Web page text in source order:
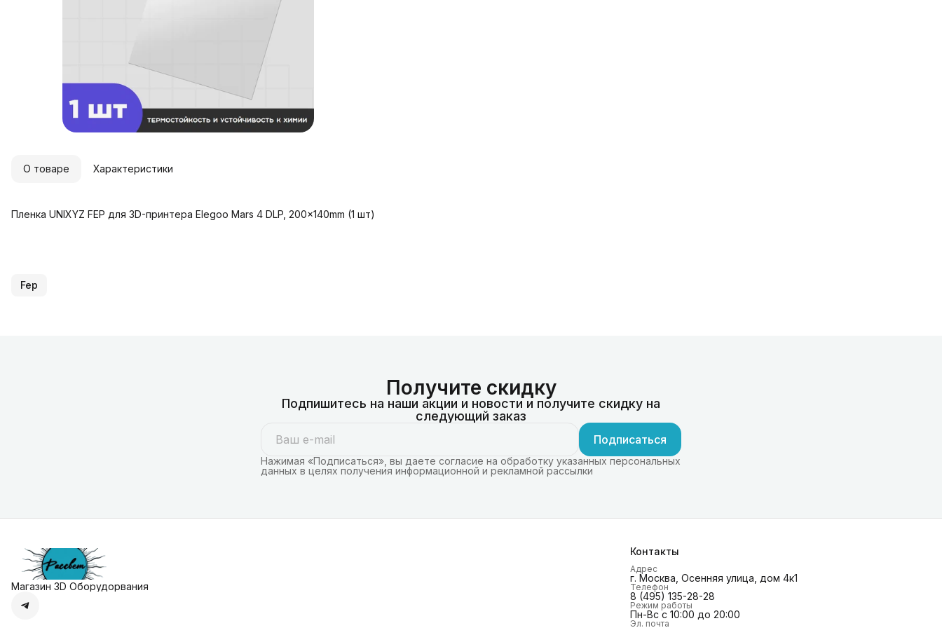
О товаре Характеристики
Пленка UNIXYZ FEP для 3D-принтера Elegoo Mars 4 DLP, 200x140mm (1 шт)
Fep
Получите скидку
Подпишитесь на наши акции и новости и получите скидку на
следующий заказ
Подписаться
Нажимая «Подписаться», вы даете согласие на обработку указанных персональных
данных в целях получения информационной и рекламной рассылки
Магазин 3D Оборудорвания
Контакты
Адрес
г. Москва, Осенняя улица, дом 4к1
Телефон
8 (495) 135-28-28
Режим работы
Пн-Вс с 10:00 до 20:00
Эл. почта